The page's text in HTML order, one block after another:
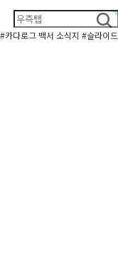
#카다로그 백서 소식지 #슬라이드